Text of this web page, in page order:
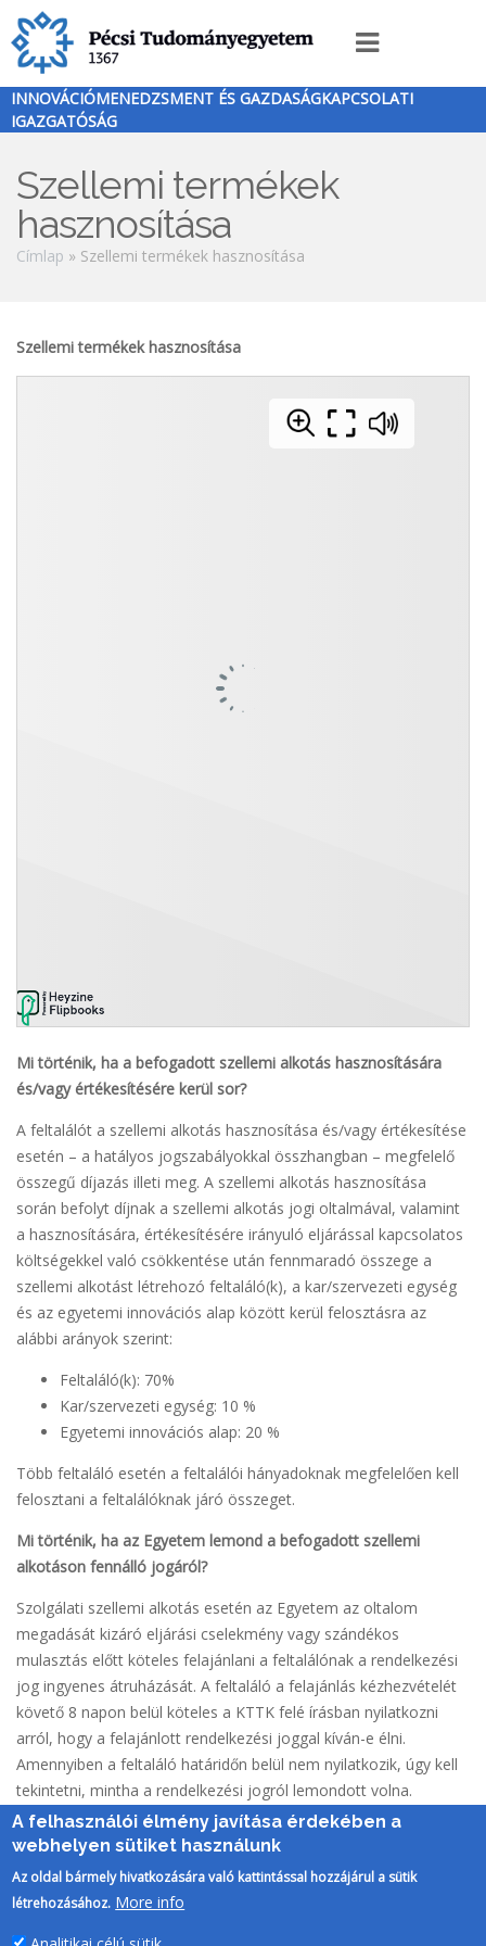
Ugrás
tartalomra
Innováció
menü
INNOVÁCIÓMENEDZSMENT ÉS GAZDASÁGKAPCSOLATI
IGAZGATÓSÁG
Szellemi termékek
hasznosítása
Morzsa
Címlap Szellemi termékek hasznosítása
Szellemi termékek hasznosítása
Mi történik, ha a befogadott szellemi alkotás hasznosítására
és/vagy értékesítésére kerül sor?
A feltalálót a szellemi alkotás hasznosítása és/vagy értékesítése
esetén – a hatályos jogszabályokkal összhangban – megfelelő
összegű díjazás illeti meg. A szellemi alkotás hasznosítása
során befolyt díjnak a szellemi alkotás jogi oltalmával, valamint
a hasznosítására, értékesítésére irányuló eljárással kapcsolatos
költségekkel való csökkentése után fennmaradó összege a
szellemi alkotást létrehozó feltaláló(k), a kar/szervezeti egység
és az egyetemi innovációs alap között kerül felosztásra az
alábbi arányok szerint:
Feltaláló(k): 70%
Kar/szervezeti egység: 10 %
Egyetemi innovációs alap: 20 %
Több feltaláló esetén a feltalálói hányadoknak megfelelően kell
felosztani a feltalálóknak járó összeget.
Mi történik, ha az Egyetem lemond a befogadott szellemi
alkotáson fennálló jogáról?
Szolgálati szellemi alkotás esetén az Egyetem az oltalom
megadását kizáró eljárási cselekmény vagy szándékos
mulasztás előtt köteles felajánlani a feltalálónak a rendelkezési
jog ingyenes átruházását. A feltaláló a felajánlás kézhezvételét
követő 8 napon belül köteles a KTTK felé írásban nyilatkozni
arról, hogy a felajánlott rendelkezési joggal kíván-e élni.
Amennyiben a feltaláló határidőn belül nem nyilatkozik, úgy kell
tekintetni, mintha a rendelkezési jogról lemondott volna.
A felhasználói élmény javítása érdekében a
webhelyen sütiket használunk
Az oldal bármely hivatkozására való kattintással hozzájárul a sütik
létrehozásához. More info